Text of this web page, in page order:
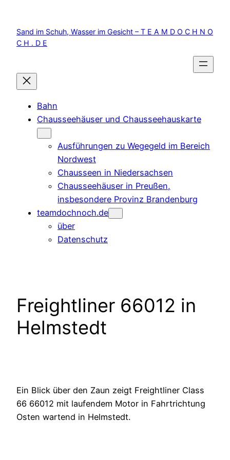
springen
Sand im Schuh, Wasser im Gesicht – T E A M D O C H N O
C H . D E
Bahn
Chausseehäuser und Chausseehauskarte
Ausführungen zu Wegegeld im Bereich
Nordwest
Chausseen in Niedersachsen
Chausseehäuser in Preußen,
insbesondere Provinz Brandenburg
teamdochnoch.de
über
Datenschutz
Freightliner 66012 in
Helmstedt
Ein Blick über den Zaun zeigt Freightliner Class
66 66012 mit laufendem Motor in Fahrtrichtung
Osten wartend in Helmstedt.